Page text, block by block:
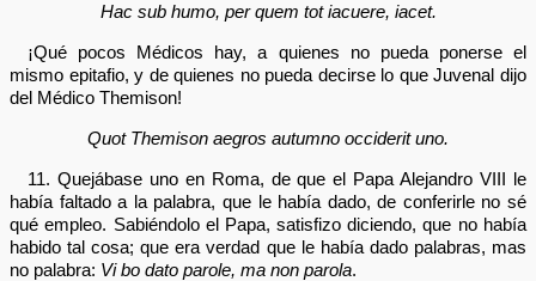
Hac sub humo, per quem tot iacuere, iacet.
¡Qué pocos Médicos hay, a quienes no pueda ponerse el
mismo epitafio, y de quienes no pueda decirse lo que Juvenal dijo
del Médico Themison!
Quot Themison aegros autumno occiderit uno.
11. Quejábase uno en Roma, de que el Papa Alejandro VIII le
había faltado a la palabra, que le había dado, de conferirle no sé
qué empleo. Sabiéndolo el Papa, satisfizo diciendo, que no había
habido tal cosa; que era verdad que le había dado palabras, mas
no palabra: Vi bo dato parole, ma non parola.